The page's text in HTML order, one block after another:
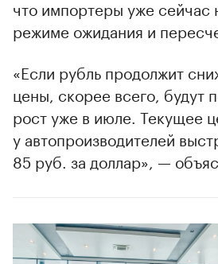
что импортеры уже сейчас
режиме ожидания и
«Если рубль продолжит
цены, скорее всего, будут
рост уже в июле. Текущее
у автопроизводителей
85 руб. за доллар», —